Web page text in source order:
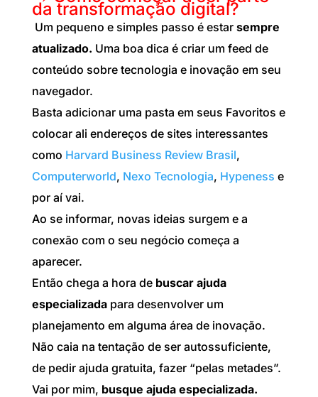
da transformação digital?
Um pequeno e simples passo é estar sempre
atualizado. Uma boa dica é criar um feed de
conteúdo sobre tecnologia e inovação em seu
navegador.
Basta adicionar uma pasta em seus Favoritos e
colocar ali endereços de sites interessantes
como Harvard Business Review Brasil,
Computerworld, Nexo Tecnologia, Hypeness e
por aí vai.
Ao se informar, novas ideias surgem e a
conexão com o seu negócio começa a
aparecer.
Então chega a hora de buscar ajuda
especializadapara desenvolver um
planejamento em alguma área de inovação.
Não caia na tentação de ser autossuficiente,
de pedir ajuda gratuita, fazer “pelas metades”.
Vai por mim, busque ajuda especializada.